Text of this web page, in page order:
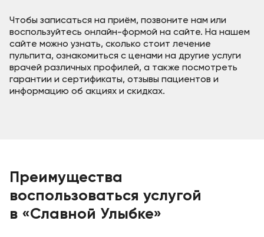
Чтобы записаться на приём, позвоните нам или
воспользуйтесь онлайн-формой на сайте. На нашем
сайте можно узнать, сколько стоит лечение
пульпита, ознакомиться с ценами на другие услуги
врачей различных профилей, а также посмотреть
гарантии и сертификаты, отзывы пациентов и
информацию об акциях и скидках.
Преимущества
воспользоваться услугой
в «Славной Улыбке»